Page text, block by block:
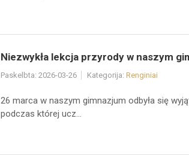
Niezwykła lekcja przyrody w naszym
Paskelbta: 2026-03-26 Kategorija: Renginiai
26 marca w naszym gimnazjum odbyła się
podczas której ucz...